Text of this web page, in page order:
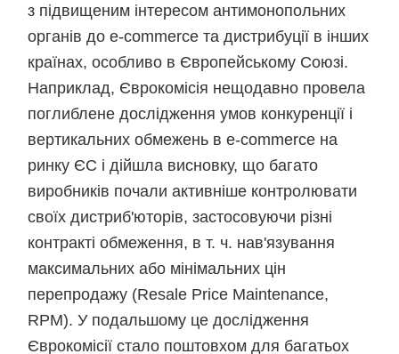
з підвищеним інтересом антимонопольних
органів до e-commerce та дистрибуції в інших
країнах, особливо в Європейському Союзі.
Наприклад, Єврокомісія нещодавно провела
поглиблене дослідження умов конкуренції і
вертикальних обмежень в e-commerce на
ринку ЄС і дійшла висновку, що багато
виробників почали активніше контролювати
своїх дистриб'юторів, застосовуючи різні
контракті обмеження, в т. ч. нав'язування
максимальних або мінімальних цін
перепродажу (Resale Price Maintenance,
RPM). У подальшому це дослідження
Єврокомісії стало поштовхом для багатьох